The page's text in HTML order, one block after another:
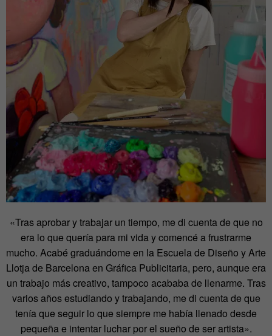
«Tras aprobar y trabajar un tiempo, me di cuenta de que no
era lo que quería para mi vida y comencé a frustrarme
mucho. Acabé graduándome en la Escuela de Diseño y Arte
Llotja de Barcelona en Gráfica Publicitaria, pero, aunque era
un trabajo más creativo, tampoco acababa de llenarme. Tras
varios años estudiando y trabajando, me di cuenta de que
tenía que seguir lo que siempre me había llenado desde
pequeña e intentar luchar por el sueño de ser artista».